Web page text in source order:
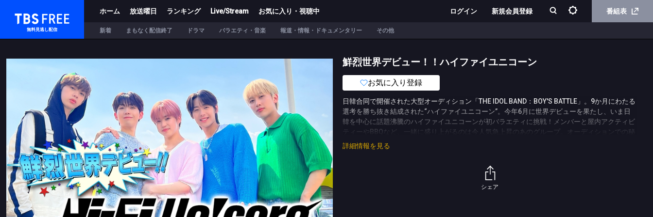
TBS FREE
無料見逃し配信
ホーム 放送曜日 ランキング Live/Stream お気に入り・視聴中 ログイン 新規会員登録 番組表
新着 まもなく配信終了 ドラマ バラエティ・音楽 報道・情報・ドキュメンタリー その他
鮮烈世界デビュー！！ハイファイユニコーン
お気に入り登録
日韓合同で開催された大型オーディション「THE IDOL BAND：BOY'S BATTLE」。9か月にわたる
選考を勝ち抜き結成された“ハイファイユニコーン”。今年6月に世界デビューを果たし、いま日
韓を中心に話題沸騰のハイファイユニコーンが初バラエティに挑戦！メンバーと屋内アクティビ
ティーやBBQなど、一緒に盛り上がるのは今人気急上昇のあのグループ。オーディションでの秘
話や、日常の過ごし方などハイファイユニコーンの素顔と魅力に迫る！
詳細情報を見る
シェア